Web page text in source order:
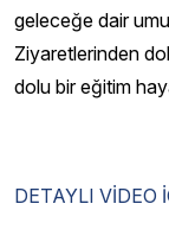
geleceğe dair
Ziyaretlerinden
dolu bir eğitim
DETAYLI VİDEO